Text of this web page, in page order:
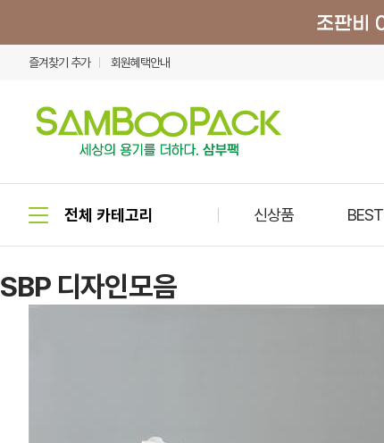
즐겨찾기 추가 회원혜택안내
신상품 BEST
SBP 디자인모음